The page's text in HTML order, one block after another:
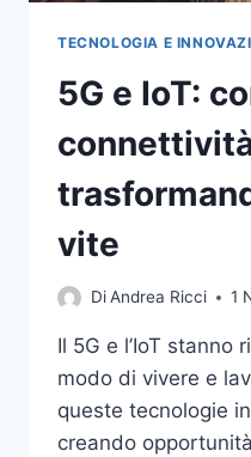
TECNOLOGIA E
5G e IoT:
vite
DiAndrea Ricci 1
Il 5G e l’IoT stanno
modo di vivere e
queste tecnologie
creando